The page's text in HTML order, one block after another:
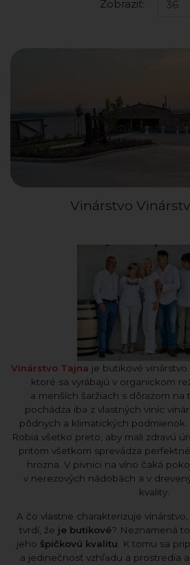
Zobraziť:
Vinárstvo
Vinárstvo Tajna je butikové
ktoré sa vyrábajú v organickom
a menších šaržiach s dôrazom na
pochádza iba z vlastných viníc
pôdnych a klimatických podmienok.
Robia všetko preto, aby mali zdravú
pritom všetkom sprevádza
hrozna. V pivnici na víno čaká
v nerezových nádobách a v
kvality.
A čo vlastne charakterizuje
tvrdí, že je butikové? Neznamená
jeho špičkovú kvalitu . K tomu sa
a jedinečnosť vzhľadu a prostredia